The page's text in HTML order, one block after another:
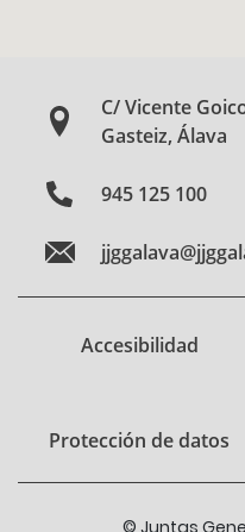
C/ Vicente
Gasteiz, Álava
945 125 100
Accesibilidad
Protección de datos